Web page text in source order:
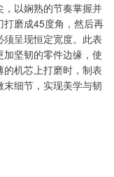
以娴熟的节奏掌握并
磨成45度角，然后再
呈现恒定宽度。此表
坚韧的零件边缘，使
机芯上打磨时，制表
细节，实现美学与韧